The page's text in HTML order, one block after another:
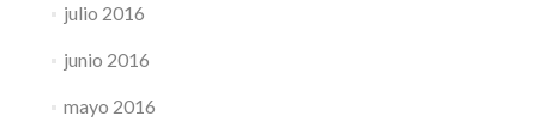
julio 2016
junio 2016
mayo 2016